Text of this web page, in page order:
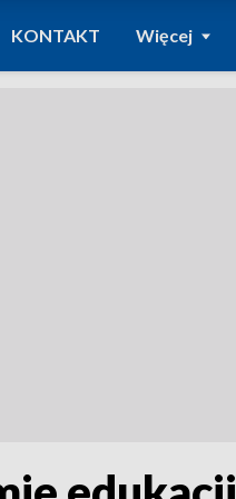
KONTAKT Więcej